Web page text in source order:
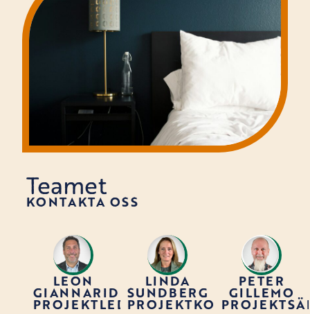
Teamet
KONTAKTA OSS
LEON
GIANNARIDIS
PROJEKTLEDARE
LINDA
SUNDBERG
PROJEKTKOORDINATOR
PETER
GILLEMO